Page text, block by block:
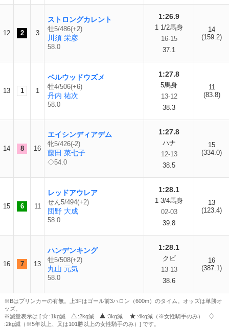
12 2 3
ストロングカレント
牡5/486(+2)
川須 栄彦
58.0
1:26.9
1 1/2馬身
16-15
37.1
14
(159.2)
13 1 1
ベルウッドウズメ
牡4/506(+6)
丹内 祐次
58.0
1:27.8
5馬身
13-12
38.3
11
(83.8)
14 8 16
エイシンディアデム
牝5/426(-2)
藤田 菜七子
◇54.0
1:27.8
ハナ
12-13
38.5
15
(334.0)
15 6 11
レッドアウレア
せん5/494(+2)
団野 大成
58.0
1:28.1
1 3/4馬身
02-03
39.8
13
(123.4)
16 7 13
ハンデンキング
牡5/508(+2)
丸山 元気
58.0
1:28.1
クビ
13-13
38.6
16
(387.1)
※Bはブリンカーの有無。上3Fはゴール前3ハロン（600m）のタイム。オッズは単勝オ
ッズ。
※減量表示は [
:1kg減 :2kg減 :3kg減
:4kg減（※女性騎手のみ）
:2kg減（※5年以上、又は101勝以上の女性騎手のみ）] です。